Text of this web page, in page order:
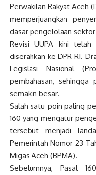
Perwakilan Rakyat Aceh
memperjuangkan
dasar pengelolaan
Revisi UUPA kini
diserahkan ke DPR RI.
Legislasi Nasional
pembahasan,
semakin besar.
Salah satu poin paling
160 yang mengatur
tersebut menjadi
Pemerintah Nomor 23
Migas Aceh (BPMA).
Sebelumnya, Pasal